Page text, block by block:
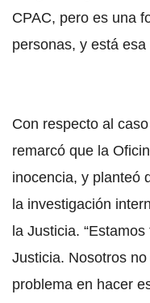
CPAC, pero es una
personas, y está
Con respecto al
remarcó que la
inocencia, y planteó
la investigación
la Justicia.
Justicia. Nosotros
problema en hacer